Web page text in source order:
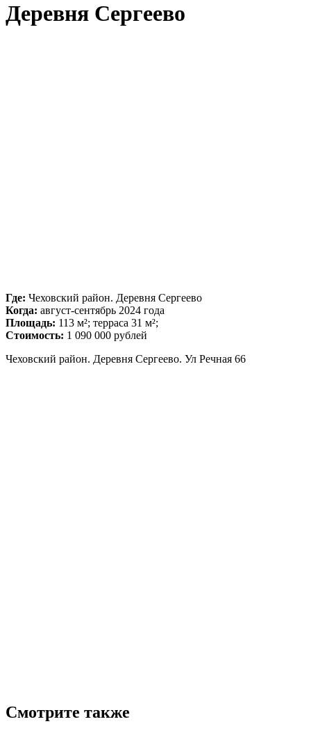
Деревня Сергеево
Где: Чеховский район. Деревня Сергеево
Когда: август-сентябрь 2024 года
Площадь: 113 м²; терраса 31 м²;
Стоимость: 1 090 000 рублей
Чеховский район. Деревня Сергеево. Ул Речная 66
Смотрите также